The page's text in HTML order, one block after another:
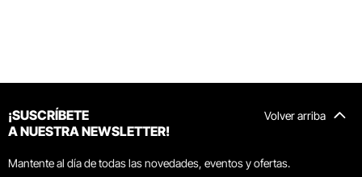
Volver arriba
¡SUSCRÍBETE
A NUESTRA NEWSLETTER!
Mantente al día de todas las novedades, eventos y ofertas.